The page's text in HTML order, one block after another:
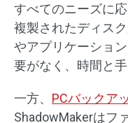
すべてのニーズに
複製されたディス
やアプリケーショ
要がなく、時間と
一方、 PCバックア
ShadowMakerはフ